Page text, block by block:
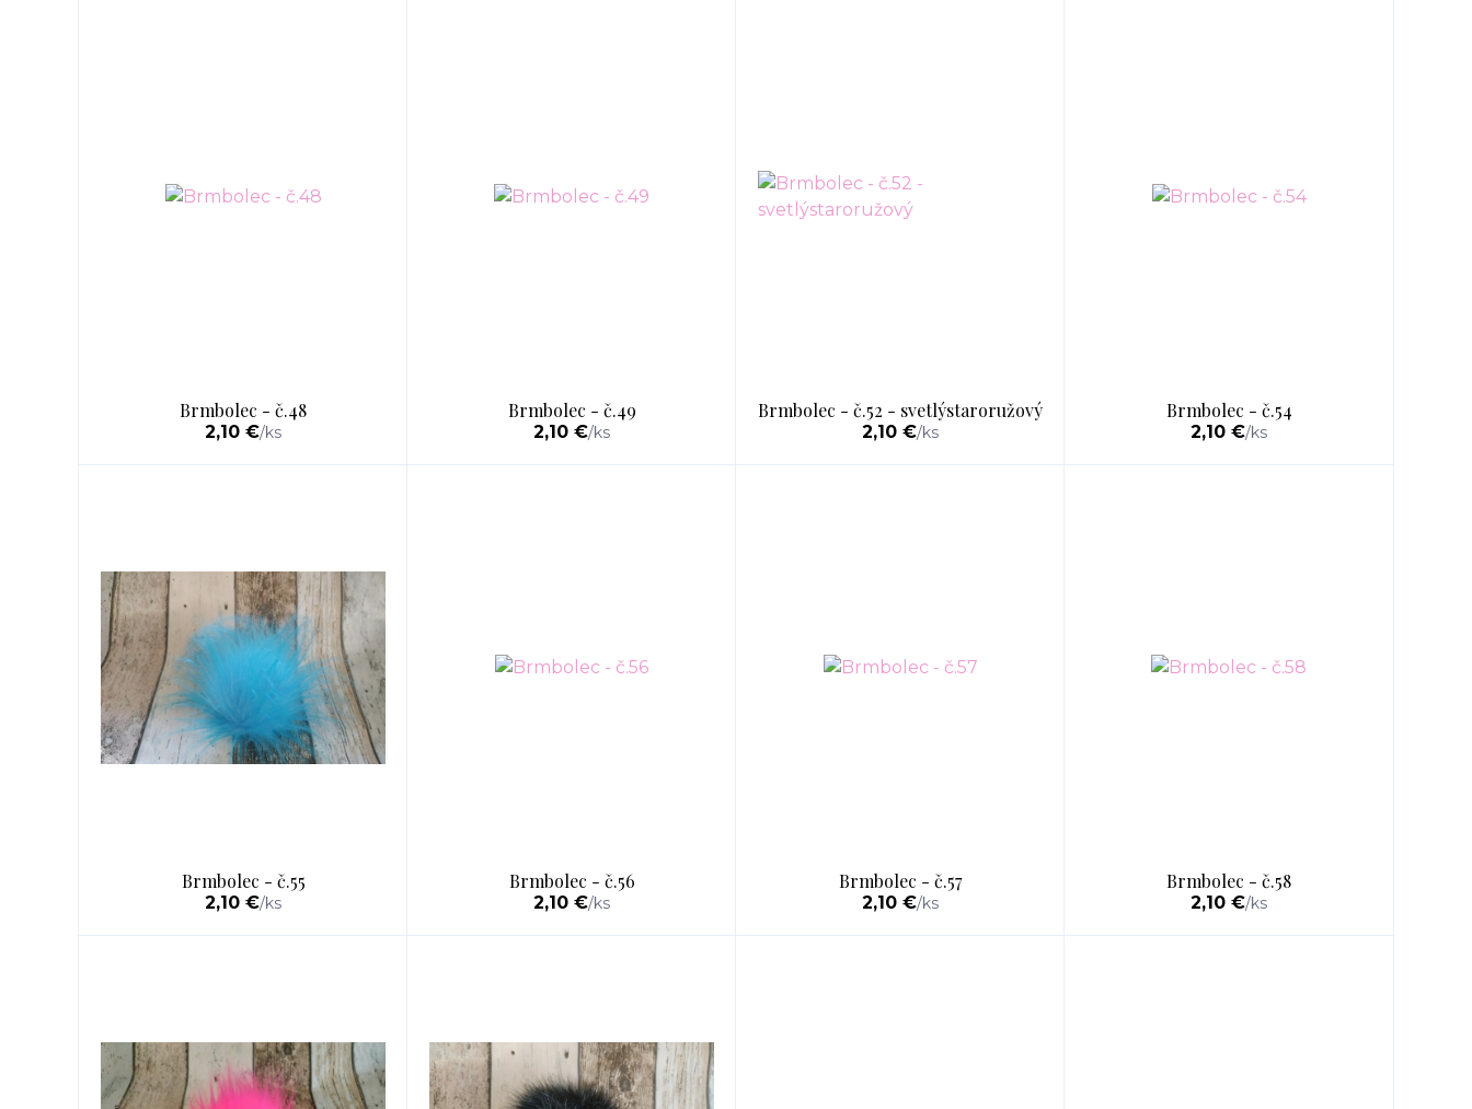
Brmbolec - č.48
2,10 €/ks
Brmbolec - č.49
2,10 €/ks
Brmbolec - č.52 - svetlýstaroružový
2,10 €/ks
Brmbolec - č.54
2,10 €/ks
Brmbolec - č.55
2,10 €/ks
Brmbolec - č.56
2,10 €/ks
Brmbolec - č.57
2,10 €/ks
Brmbolec - č.58
2,10 €/ks